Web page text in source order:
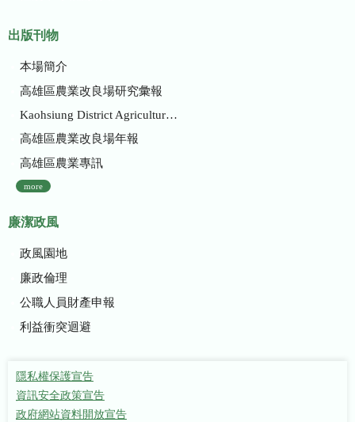
出版刊物
本場簡介
高雄區農業改良場研究彙報
Kaohsiung District Agricultural Research and Extension Station
高雄區農業改良場年報
高雄區農業專訊
more
廉潔政風
政風園地
廉政倫理
公職人員財產申報
利益衝突迴避
隱私權保護宣告
資訊安全政策宣告
政府網站資料開放宣告